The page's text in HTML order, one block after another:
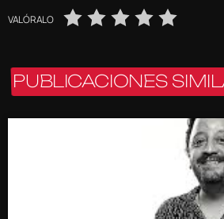
VALÓRALO
PUBLICACIONES